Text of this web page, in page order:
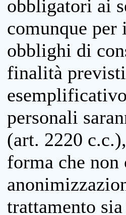
obbligatori ai
comunque per
obblighi di
finalità
personali
(art. 2220
forma che non
trattamento